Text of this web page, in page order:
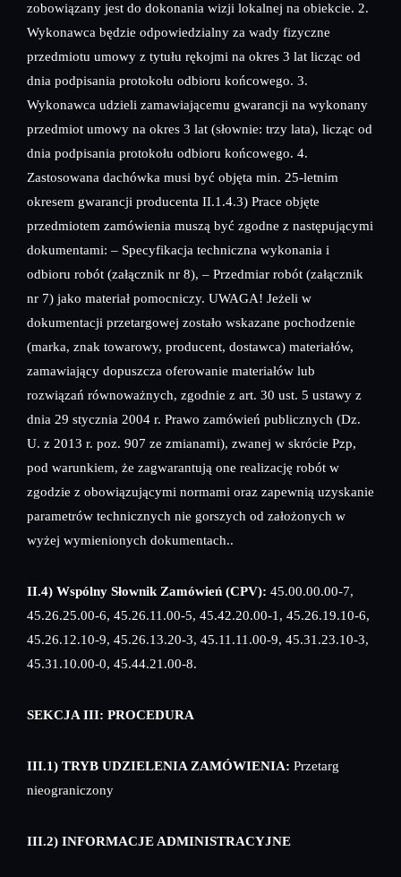
zobowiązany jest do dokonania wizji lokalnej na obiekcie. 2.
Wykonawca będzie odpowiedzialny za wady fizyczne
przedmiotu umowy z tytułu rękojmi na okres 3 lat licząc od
dnia podpisania protokołu odbioru końcowego. 3.
Wykonawca udzieli zamawiającemu gwarancji na wykonany
przedmiot umowy na okres 3 lat (słownie: trzy lata), licząc od
dnia podpisania protokołu odbioru końcowego. 4.
Zastosowana dachówka musi być objęta min. 25-letnim
okresem gwarancji producenta II.1.4.3) Prace objęte
przedmiotem zamówienia muszą być zgodne z następującymi
dokumentami: – Specyfikacja techniczna wykonania i
odbioru robót (załącznik nr 8), – Przedmiar robót (załącznik
nr 7) jako materiał pomocniczy. UWAGA! Jeżeli w
dokumentacji przetargowej zostało wskazane pochodzenie
(marka, znak towarowy, producent, dostawca) materiałów,
zamawiający dopuszcza oferowanie materiałów lub
rozwiązań równoważnych, zgodnie z art. 30 ust. 5 ustawy z
dnia 29 stycznia 2004 r. Prawo zamówień publicznych (Dz.
U. z 2013 r. poz. 907 ze zmianami), zwanej w skrócie Pzp,
pod warunkiem, że zagwarantują one realizację robót w
zgodzie z obowiązującymi normami oraz zapewnią uzyskanie
parametrów technicznych nie gorszych od założonych w
wyżej wymienionych dokumentach..
II.4) Wspólny Słownik Zamówień (CPV): 45.00.00.00-7,
45.26.25.00-6, 45.26.11.00-5, 45.42.20.00-1, 45.26.19.10-6,
45.26.12.10-9, 45.26.13.20-3, 45.11.11.00-9, 45.31.23.10-3,
45.31.10.00-0, 45.44.21.00-8.
SEKCJA III: PROCEDURA
III.1) TRYB UDZIELENIA ZAMÓWIENIA: Przetarg
nieograniczony
III.2) INFORMACJE ADMINISTRACYJNE